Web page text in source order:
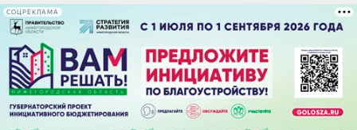
СОЦРЕКЛАМА